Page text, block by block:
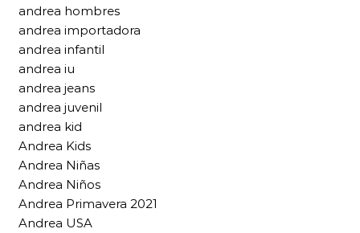
andrea hombres
andrea importadora
andrea infantil
andrea iu
andrea jeans
andrea juvenil
andrea kid
Andrea Kids
Andrea Niñas
Andrea Niños
Andrea Primavera 2021
Andrea USA